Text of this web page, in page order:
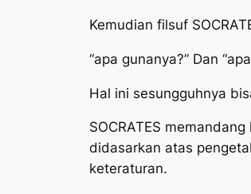
Kemudian filsuf
“apa gunanya?” Dan
Hal ini sesungguhnya
SOCRATES
didasarkan atas
keteraturan.